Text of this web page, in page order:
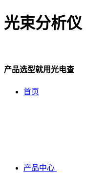
光束分析仪
产品选型就用光电查
首页
产品中心